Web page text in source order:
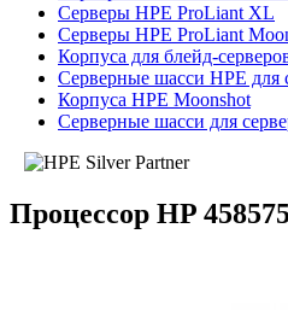
Серверы HPE ProLiant XL
Серверы HPE ProLiant
Корпуса для блейд-
Серверные шасси HPE для
Корпуса HPE Moonshot
Серверные шасси для
Процессор HP